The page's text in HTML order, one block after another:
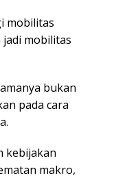
mobilitas
mobilitas
bukan
pada cara
kebijakan
makro,